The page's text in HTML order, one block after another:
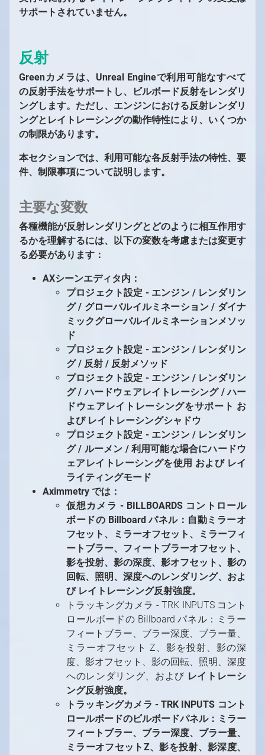
サポートされていません。
反射
Greenカメラは、Unreal Engineで利用可能なすべて
の反射手法をサポートし、ビルボード反射をレンダリ
ングします。ただし、エンジンにおける反射レンダリ
ングとレイトレーシングの動作特性により、いくつか
の制限があります。
本セクションでは、利用可能な各反射手法の特性、要
件、制限事項について説明します。
主要な変数
各種機能が反射レンダリングとどのように相互作用す
るかを理解するには、以下の変数を考慮または変更す
る必要があります：
AXシーンエディタ内：
プロジェクト設定 - エンジン / レンダリン
グ / グローバルイルミネーション / ダイナ
ミックグローバルイルミネーションメソッ
ド
プロジェクト設定 - エンジン / レンダリン
グ / 反射 / 反射メソッド
プロジェクト設定 - エンジン / レンダリン
グ / ハードウェアレイトレーシング / ハー
ドウェアレイトレーシングをサポート お
よび レイトレーシングシャドウ
プロジェクト設定 - エンジン / レンダリン
グ / ルーメン / 利用可能な場合にハードウ
ェアレイトレーシングを使用 および レイ
ライティングモード
Aximmetry では：
仮想カメラ - BILLBOARDS コントロール
ボードの Billboard パネル：自動ミラーオ
フセット、ミラーオフセット、ミラーフィ
ートブラー、フィートブラーオフセット、
影を投射、影の深度、影オフセット、影の
回転、照明、深度へのレンダリング、およ
び レイトレーシング反射強度。
トラッキングカメラ - TRK INPUTS コント
ロールボードの Billboard パネル：ミラー
フィートブラー、ブラー深度、ブラー量、
ミラーオフセット Z、影を投射、影の深
度、影オフセット、影の回転、照明、深度
へのレンダリング、および レイトレーシ
ング反射強度。
トラッキングカメラ - TRK INPUTS コント
ロールボードのビルボードパネル：ミラー
フィートブラー、ブラー深度、ブラー量、
ミラーオフセットZ、影を投射、影深度、